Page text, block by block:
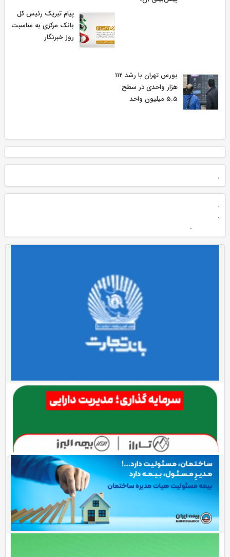
پیام تبریک رئیس کل
بانک مرکزی به مناسبت
روز خبرنگار
بورس تهران با رشد ۱۱۲
هزار واحدی در سطح
۵.۵ میلیون واحد
.
.
.
.